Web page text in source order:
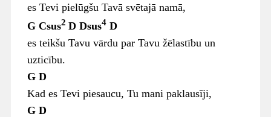
es Tevi pielūgšu Tavā svētajā namā,
G Csus2 D Dsus4 D
es teikšu Tavu vārdu par Tavu žēlastību un
uzticību.
G D
Kad es Tevi piesaucu, Tu mani paklausīji,
G D